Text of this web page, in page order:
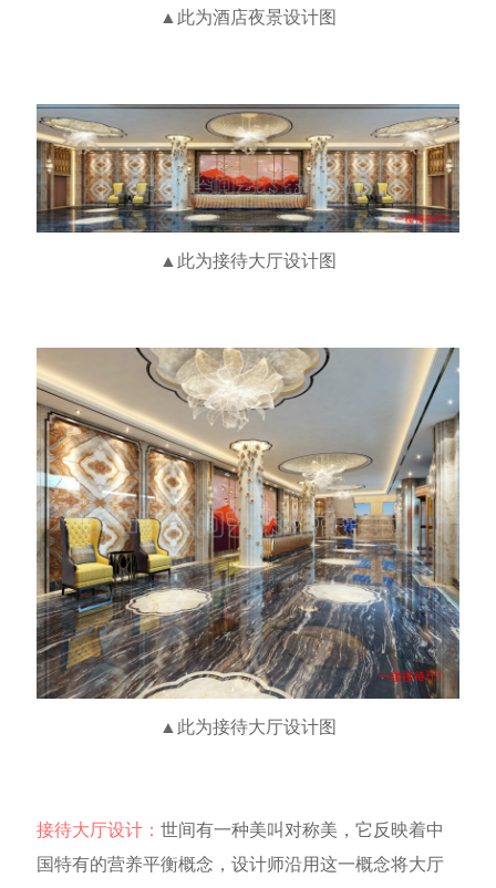
▲此为酒店夜景设计图
▲此为接待大厅设计图
▲此为接待大厅设计图
接待大厅设计：世间有一种美叫对称美，它反映着中
国特有的营养平衡概念，设计师沿用这一概念将大厅